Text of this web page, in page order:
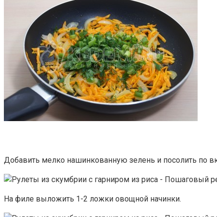
Добавить мелко нашинкованную зелень и посолить по
На филе выложить 1-2 ложки овощной начинки.